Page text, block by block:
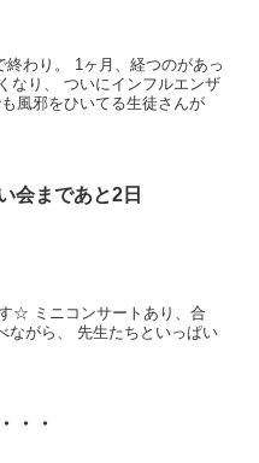
わり。 1ヶ月、経つのがあっ
り、 ついにインフルエンザ
風邪をひいてる生徒さんが
会まであと2日
☆ ミニコンサートあり、合
ながら、 先生たちといっぱい
・・